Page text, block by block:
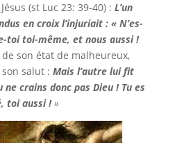
(st Luc 23: 39-40) : L’un
en croix l’injuriait : « N’es-
toi toi-même, et nous aussi !
de son état de malheureux,
salut : Mais l’autre lui fit
crains donc pas Dieu ! Tu es
toi aussi !»